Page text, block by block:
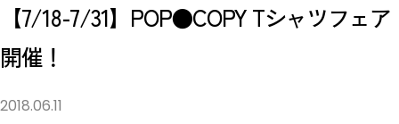
【7/18-7/31】POP●COPY Tシャツフェア
開催！
2018.06.11